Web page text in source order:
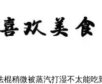
稍微被蒸汽打湿不太能